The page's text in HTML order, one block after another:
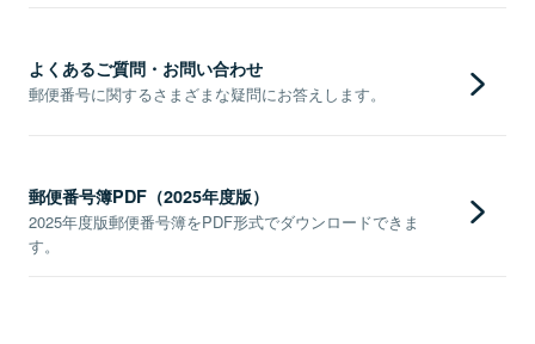
よくあるご質問・お問い合わせ
郵便番号に関するさまざまな疑問にお答えします。
郵便番号簿PDF（2025年度版）
2025年度版郵便番号簿をPDF形式でダウンロードできま
す。